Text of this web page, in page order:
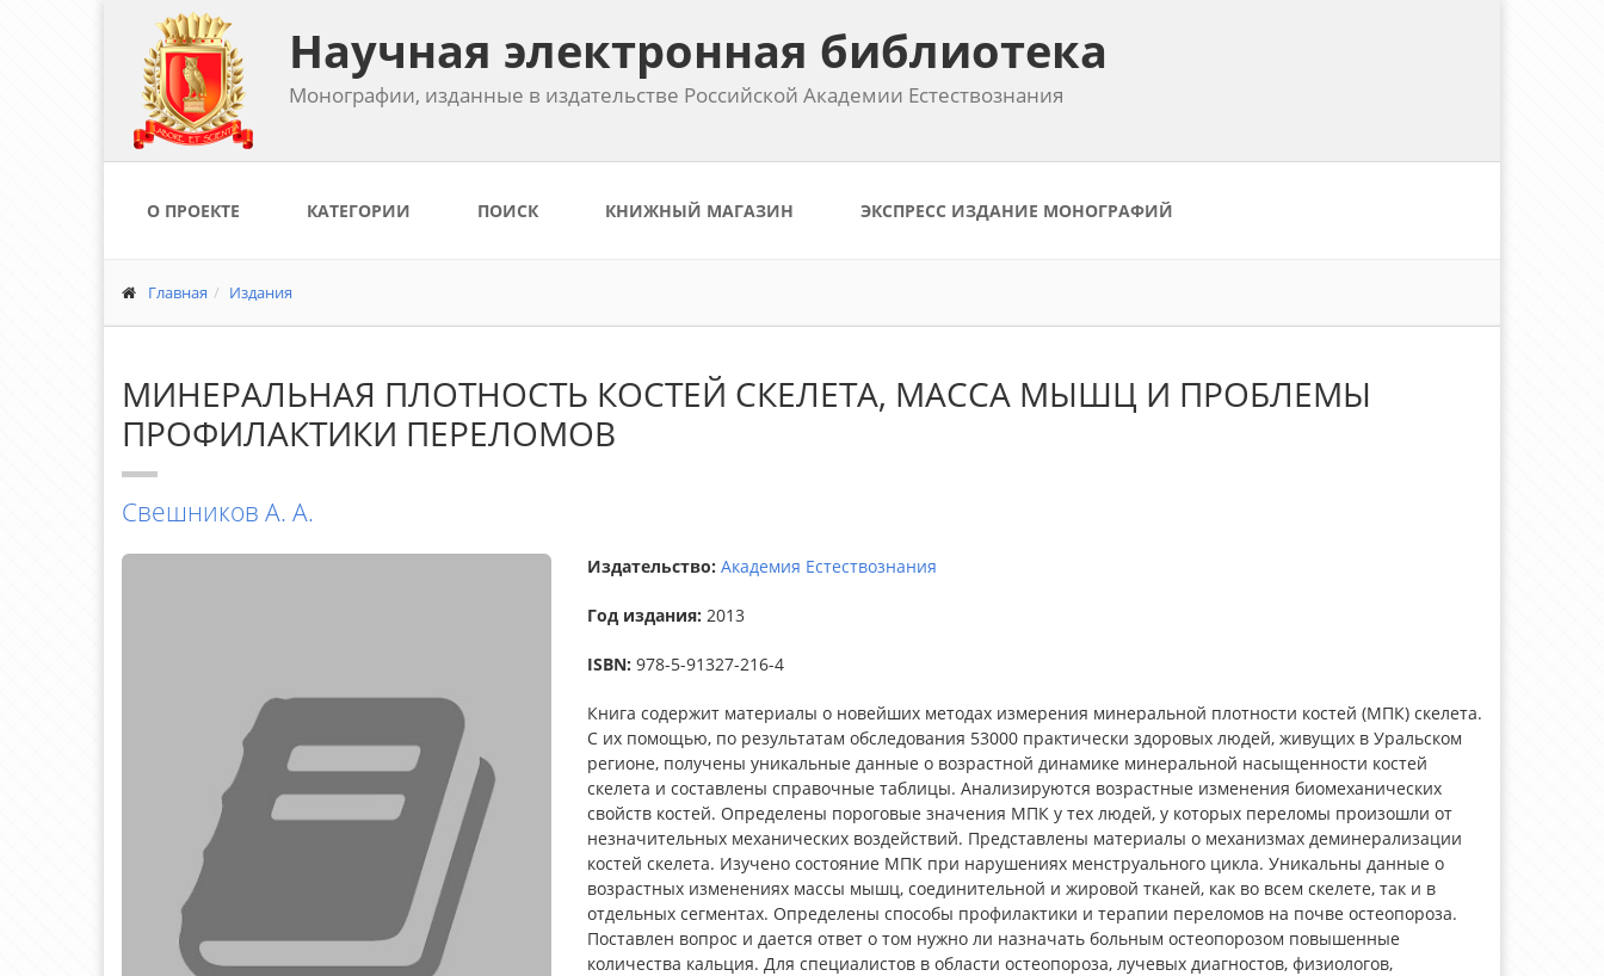
Научная электронная библиотека
Монографии, изданные в издательстве Российской Академии Естествознания
О ПРОЕКТЕ КАТЕГОРИИ ПОИСК КНИЖНЫЙ МАГАЗИН ЭКСПРЕСС ИЗДАНИЕ МОНОГРАФИЙ
Главная Издания
МИНЕРАЛЬНАЯ ПЛОТНОСТЬ КОСТЕЙ СКЕЛЕТА, МАССА МЫШЦ И ПРОБЛЕМЫ
ПРОФИЛАКТИКИ ПЕРЕЛОМОВ
Свешников А. А.
Издательство: Академия Естествознания
Год издания: 2013
ISBN: 978-5-91327-216-4
Книга содержит материалы о новейших методах измерения минеральной плотности костей (МПК) скелета.
С их помощью, по результатам обследования 53000 практически здоровых людей, живущих в Уральском
регионе, получены уникальные данные о возрастной динамике минеральной насыщенности костей
скелета и составлены справочные таблицы. Анализируются возрастные изменения биомеханических
свойств костей. Определены пороговые значения МПК у тех людей, у которых переломы произошли от
незначительных механических воздействий. Представлены материалы о механизмах деминерализации
костей скелета. Изучено состояние МПК при нарушениях менструального цикла. Уникальны данные о
возрастных изменениях массы мышц, соединительной и жировой тканей, как во всем скелете, так и в
отдельных сегментах. Определены способы профилактики и терапии переломов на почве остеопороза.
Поставлен вопрос и дается ответ о том нужно ли назначать больным остеопорозом повышенные
количества кальция. Для специалистов в области остеопороза, лучевых диагностов, физиологов,